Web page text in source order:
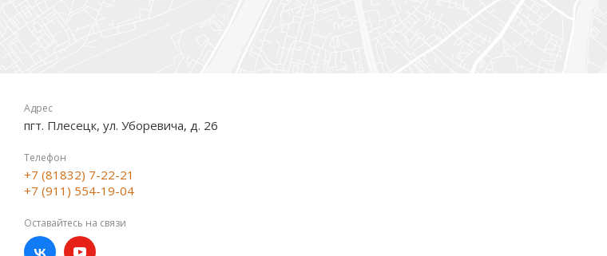
Адрес
пгт. Плесецк, ул. Уборевича, д. 26
Телефон
+7 (81832) 7-22-21
+7 (911) 554-19-04
Оставайтесь на связи